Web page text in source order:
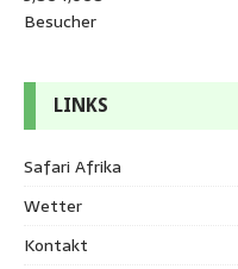
Besucher
LINKS
Safari Afrika
Wetter
Kontakt